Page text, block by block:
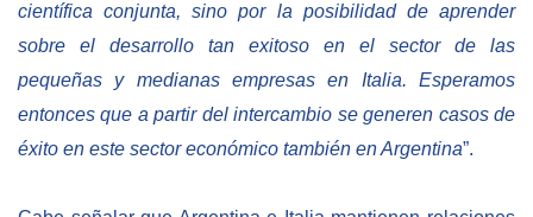
científica conjunta, sino por la posibilidad de aprender
sobre el desarrollo tan exitoso en el sector de las
pequeñas y medianas empresas en Italia. Esperamos
entonces que a partir del intercambio se generen casos de
éxito en este sector económico también en Argentina”.